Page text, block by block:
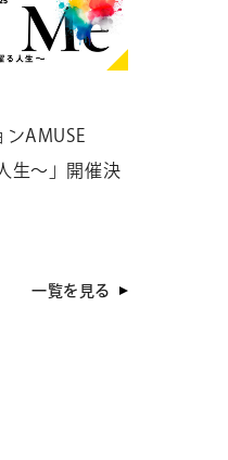
AMUSE
生～」開催決
一覧を見る